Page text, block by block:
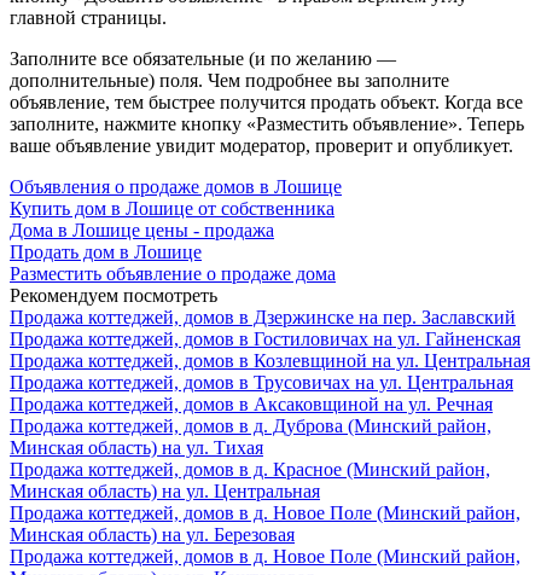
главной страницы.
Заполните все обязательные (и по желанию —
дополнительные) поля. Чем подробнее вы заполните
объявление, тем быстрее получится продать объект. Когда все
заполните, нажмите кнопку «Разместить объявление». Теперь
ваше объявление увидит модератор, проверит и опубликует.
Объявления о продаже домов в Лошице
Купить дом в Лошице от собственника
Дома в Лошице цены - продажа
Продать дом в Лошице
Разместить объявление о продаже дома
Рекомендуем посмотреть
Продажа коттеджей, домов в Дзержинске на пер. Заславский
Продажа коттеджей, домов в Гостиловичах на ул. Гайненская
Продажа коттеджей, домов в Козлевщиной на ул. Центральная
Продажа коттеджей, домов в Трусовичах на ул. Центральная
Продажа коттеджей, домов в Аксаковщиной на ул. Речная
Продажа коттеджей, домов в д. Дуброва (Минский район,
Минская область) на ул. Тихая
Продажа коттеджей, домов в д. Красное (Минский район,
Минская область) на ул. Центральная
Продажа коттеджей, домов в д. Новое Поле (Минский район,
Минская область) на ул. Березовая
Продажа коттеджей, домов в д. Новое Поле (Минский район,